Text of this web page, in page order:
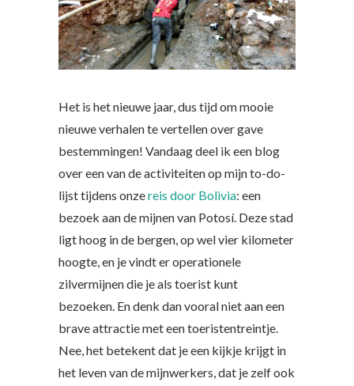
Het is het nieuwe jaar, dus tijd om mooie
nieuwe verhalen te vertellen over gave
bestemmingen! Vandaag deel ik een blog
over een van de activiteiten op mijn to-do-
lijst tijdens onzereis door Bolivia: een
bezoek aan de mijnen van Potosí. Deze stad
ligt hoog in de bergen, op wel vier kilometer
hoogte, en je vindt er operationele
zilvermijnen die je als toerist kunt
bezoeken. En denk dan vooral niet aan een
brave attractie met een toeristentreintje.
Nee, het betekent dat je een kijkje krijgt in
het leven van de mijnwerkers, dat je zelf ook